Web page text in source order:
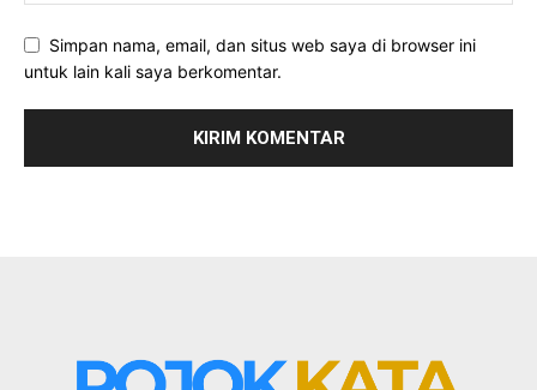
Simpan nama, email, dan situs web saya di browser ini
untuk lain kali saya berkomentar.